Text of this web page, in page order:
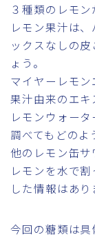
３種類のレモン
レモン果汁は
ックスなしの
ょう。
マイヤーレモ
果汁由来のエキ
レモンウォータ
調べてもどのよ
他のレモン缶サ
レモンを水で
した情報はあり
今回の糖類は具